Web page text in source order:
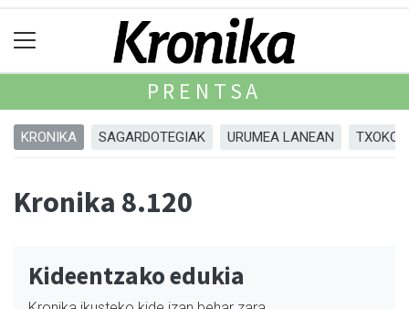
PRENTSA
KRONIKA SAGARDOTEGIAK URUMEA LANEAN
Kronika 8.120
Kideentzako edukia